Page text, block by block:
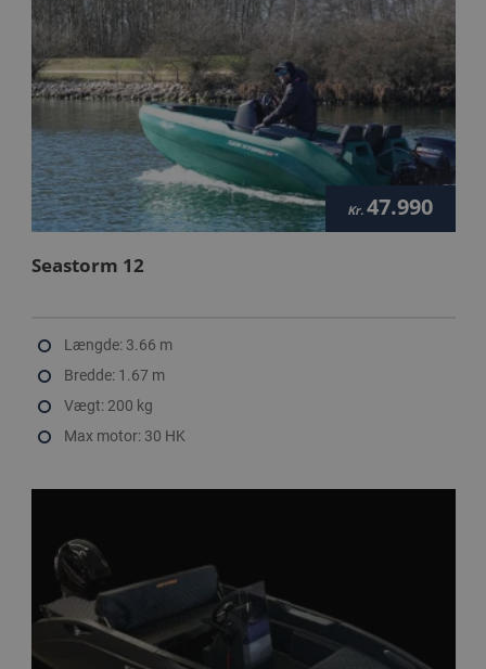
Kr. 47.990
Seastorm 12
Længde: 3.66 m
Bredde: 1.67 m
Vægt: 200 kg
Max motor: 30 HK